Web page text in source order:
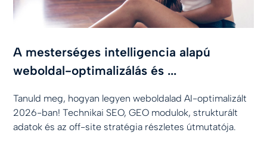
A mesterséges intelligencia alapú
weboldal-optimalizálás és ...
Tanuld meg, hogyan legyen weboldalad AI-optimalizált
2026-ban! Technikai SEO, GEO modulok, strukturált
adatok és az off-site stratégia részletes útmutatója.